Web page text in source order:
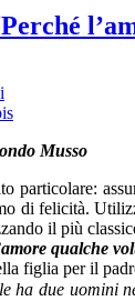
Musso
particolare:
di felicità.
il più
qualche
figlia per il
ha due uomini